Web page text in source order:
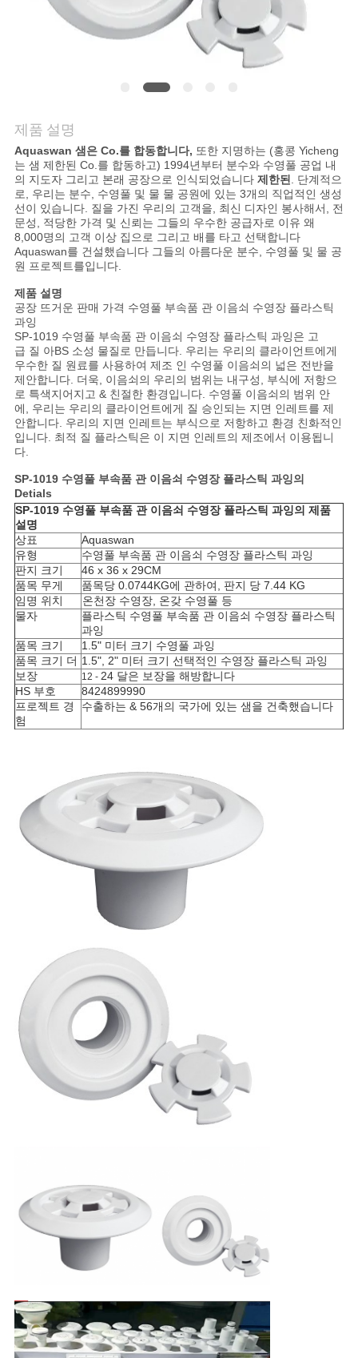
요
청
하
다
NEWS
사
이
트
맵
PRIVACY
POLICY
제품 설명
Aquaswan 샘은 Co.를 합동합니다, 또한 지명하는 (홍콩 Yicheng
는 샘 제한된 Co.를 합동하고) 1994년부터 분수와 수영풀 공업 내
의 지도자 그리고 본래 공장으로 인식되었습니다 제한된. 단계적으
로, 우리는 분수, 수영풀 및 물 물 공원에 있는 3개의 직업적인 생성
선이 있습니다. 질을 가진 우리의 고객을, 최신 디자인 봉사해서, 전
문성, 적당한 가격 및 신뢰는 그들의 우수한 공급자로 이유 왜
8,000명의 고객 이상 집으로 그리고 배를 타고 선택합니다
Aquaswan를 건설했습니다 그들의 아름다운 분수, 수영풀 및 물 공
원 프로젝트를입니다.
제품 설명
공장 뜨거운 판매 가격 수영풀 부속품 관 이음쇠 수영장 플라스틱
과잉
SP-1019 수영풀 부속품 관 이음쇠 수영장 플라스틱 과잉은 고
급 질 아BS 소성 물질로 만듭니다. 우리는 우리의 클라이언트에게
우수한 질 원료를 사용하여 제조 인 수영풀 이음쇠의 넓은 전반을
제안합니다. 더욱, 이음쇠의 우리의 범위는 내구성, 부식에 저항으
로 특색지어지고 & 친절한 환경입니다. 수영풀 이음쇠의 범위 안
에, 우리는 우리의 클라이언트에게 질 승인되는 지면 인레트를 제
안합니다. 우리의 지면 인레트는 부식으로 저항하고 환경 친화적인
입니다. 최적 질 플라스틱은 이 지면 인레트의 제조에서 이용됩니
다.
SP-1019 수영풀 부속품 관 이음쇠 수영장 플라스틱 과잉의
Detials
SP-1019 수영풀 부속품 관 이음쇠 수영장 플라스틱 과잉의 제품
설명
상표
Aquaswan
유형
수영풀 부속품 관 이음쇠 수영장 플라스틱 과잉
판지 크기
46 x 36 x 29CM
품목 무게
품목당 0.0744KG에 관하여, 판지 당 7.44 KG
임명 위치
온천장 수영장, 온갖 수영풀 등
물자
플라스틱 수영풀 부속품 관 이음쇠 수영장 플라스틱
과잉
품목 크기
1.5" 미터 크기 수영풀 과잉
품목 크기 더 1.5", 2" 미터 크기 선택적인 수영장 플라스틱 과잉
보장
12 - 24 달은 보장을 해방합니다
HS 부호
8424899990
프로젝트 경
험
수출하는 & 56개의 국가에 있는 샘을 건축했습니다